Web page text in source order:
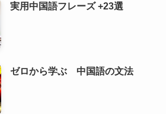
実用中国語フレーズ +23選
ゼロから学ぶ 中国語の文法